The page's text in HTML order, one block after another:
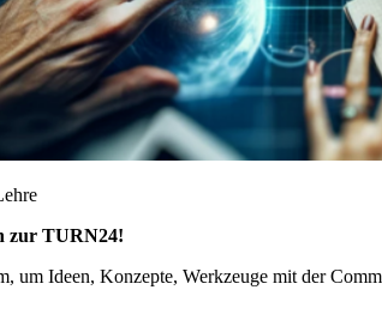
zur TURN24!
um Ideen, Konzepte, Werkzeuge mit der